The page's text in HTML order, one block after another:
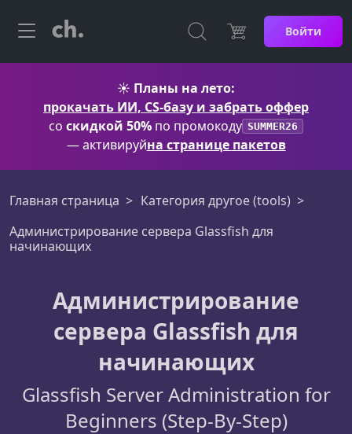
Войти
☀️ Планы на лето:
прокачать ИИ, CS-базу и забрать оффер
со скидкой 50% по промокоду SUMMER26
— активируйна странице пакетов
Главная страница
Категория другое (tools)
Администрирование сервера Glassfish для
начинающих
Администрирование
сервера Glassfish для
начинающих
Glassfish Server Administration for
Beginners (Step-By-Step)